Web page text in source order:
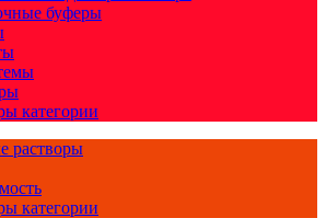
буферы
категории
растворы
категории